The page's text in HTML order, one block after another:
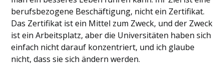
berufsbezogene Beschäftigung, nicht ein Zertifikat.
Das Zertifikat ist ein Mittel zum Zweck, und der Zweck
ist ein Arbeitsplatz, aber die Universitäten haben sich
einfach nicht darauf konzentriert, und ich glaube
nicht, dass sie sich ändern werden.